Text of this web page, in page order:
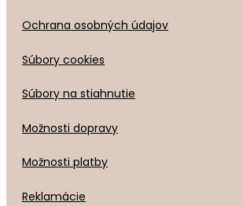
Ochrana osobných údajov
Súbory cookies
Súbory na stiahnutie
Možnosti dopravy
Možnosti platby
Reklamácie